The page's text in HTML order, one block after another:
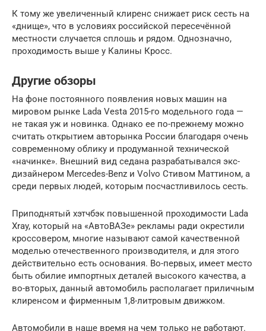
К тому же увеличенный клиренс снижает риск сесть на
«днище», что в условиях российской пересечённой
местности случается сплошь и рядом. Однозначно,
проходимость выше у Калины Кросс.
Другие обзоры
На фоне постоянного появления новых машин на
мировом рынке Lada Vesta 2015-го модельного года —
не такая уж и новинка. Однако ее по-прежнему можно
считать открытием авторынка России благодаря очень
современному облику и продуманной технической
«начинке». Внешний вид седана разрабатывался экс-
дизайнером Mercedes-Benz и Volvo Стивом Маттином, а
среди первых людей, которым посчастливилось сесть.
Приподнятый хэтчбэк повышенной проходимости Lada
Xray, который на «АвтоВАЗе» рекламы ради окрестили
кроссовером, многие называют самой качественной
моделью отечественного производителя, и для этого
действительно есть основания. Во-первых, имеет место
быть обилие импортных деталей высокого качества, а
во-вторых, данный автомобиль располагает приличным
клиренсом и фирменным 1,8-литровым движком.
Автомобили в наше время на чем только не работают.